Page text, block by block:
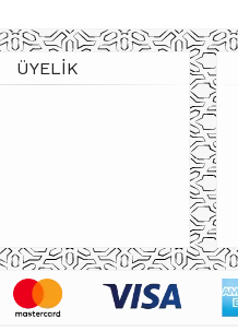
ÜYELIK